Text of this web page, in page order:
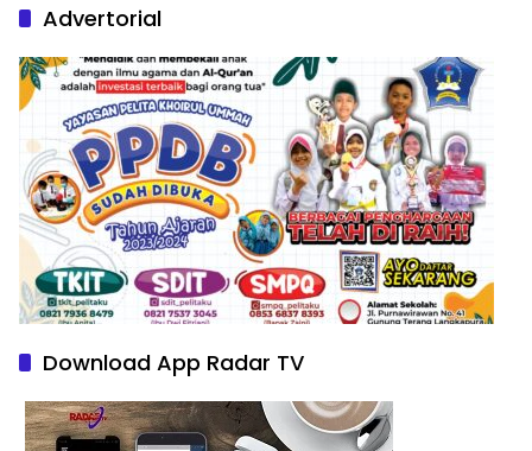
Advertorial
Download App Radar TV